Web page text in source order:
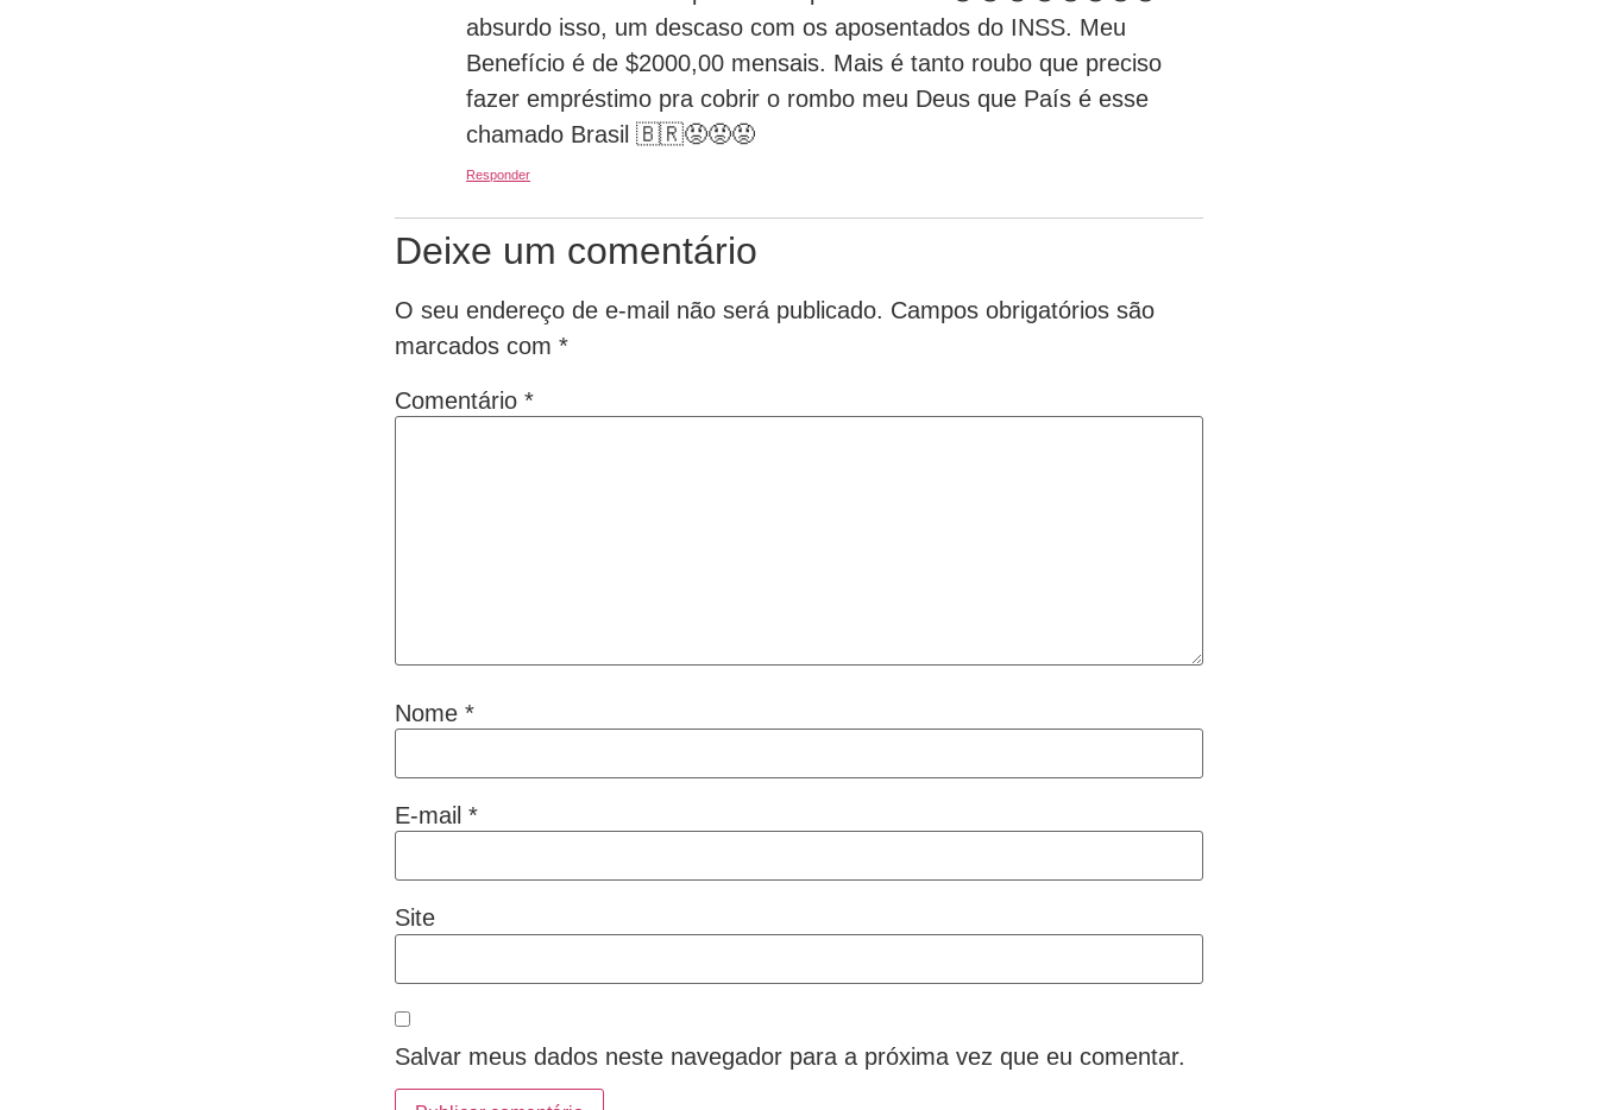
absurdo isso, um descaso com os aposentados do INSS. Meu
Benefício é de $2000,00 mensais. Mais é tanto roubo que preciso
fazer empréstimo pra cobrir o rombo meu Deus que País é esse
chamado Brasil 🇧🇷😡😡😡
Responder
Deixe um comentário
O seu endereço de e-mail não será publicado. Campos obrigatórios são
marcados com *
Comentário *
Nome *
E-mail *
Site
Salvar meus dados neste navegador para a próxima vez que eu comentar.